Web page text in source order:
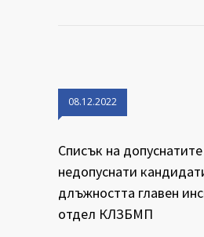
08.12.2022
Списък на
недопуснати
длъжността главен
отдел КЛЗБМП